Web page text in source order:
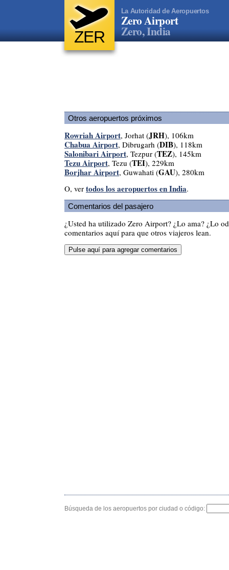
ZER
La Autoridad de Aeropuertos
Zero Airport
Zero, India
Otros aeropuertos próximos
Rowriah Airport, Jorhat (JRH), 106km
Chabua Airport, Dibrugarh (DIB), 118km
Salonibari Airport, Tezpur (TEZ), 145km
Tezu Airport, Tezu (TEI), 229km
Borjhar Airport, Guwahati (GAU), 280km
O, ver todos los aeropuertos en India.
Comentarios del pasajero
¿Usted ha utilizado Zero Airport? ¿Lo ama? ¿Lo
comentarios aquí para que otros viajeros lean.
Búsqueda de los aeropuertos por ciudad o código: